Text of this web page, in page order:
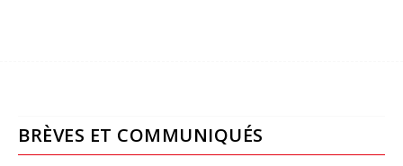
BRÈVES ET COMMUNIQUÉS